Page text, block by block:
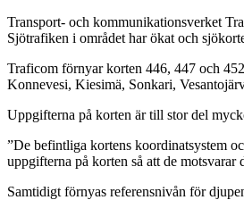
Transport- och kommunikationsverket
Sjötrafiken i området har ökat och
Traficom förnyar korten 446, 447 och
Konnevesi, Kiesimä, Sonkari,
Uppgifterna på korten är till stor del
”De befintliga kortens koordinatsystem
uppgifterna på korten så att de
Samtidigt förnyas referensnivån för